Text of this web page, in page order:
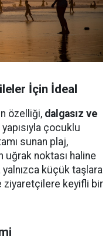
İçin İdeal
özelliği, dalgasız ve
çocuklu
sunan plaj,
uğrak noktası haline
küçük taşlara
ziyaretçilere keyifli bir